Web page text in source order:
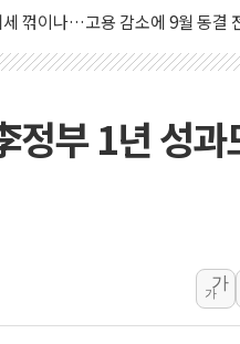
니파 3국, '공동방위협정' 체결…
폐증 행정명령 검토…"이르면 다
출항 '하르그섬', 최근 1주일 이
화 장중 급등…시장은 "또 개입했
, 美 고용 쇼크에 금리 인상 우려
용 2만3000명 감소 '쇼크'…9월 금
니파 3개국, 공동방위협정 체결
특징주...아틀라시안·클라우드
부 1년 성과
가
가